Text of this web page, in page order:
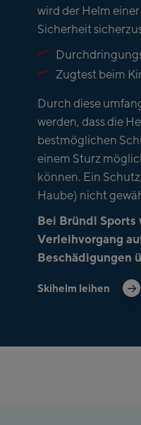
wird der Helm
Sicherheit
Zugtest beim
Durch diese
werden, dass die
bestmöglichen
einem Sturz
können. Ein
Haube) nicht
Bei Bründl
Verleihvorgang
Beschädigungen
Skihelm leihen